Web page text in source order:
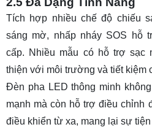
Tích hợp nhiều chế độ chiếu
sáng mờ, nhấp nháy SOS hỗ
cấp. Nhiều mẫu có hỗ trợ sạc
thiện với môi trường và tiết kiệm
Đèn pha LED thông minh
mạnh mà còn hỗ trợ điều chỉnh
điều khiển từ xa, mang lại sự